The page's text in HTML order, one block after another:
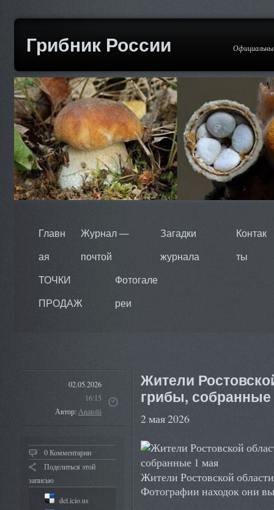
Грибник России
Главн
ая
Журнал —
почтой
Загадки
журнала
Контак
ты
ТОЧКИ
ПРОДАЖ
Фотогале
реи
02.05.2026
16:15
Автор:Anatolii
0 Комментарии
Поделиться этой
записью
del.icio.us
Жители
грибы,
2 мая 2026
Жители Ростовской
Фотографии находок они